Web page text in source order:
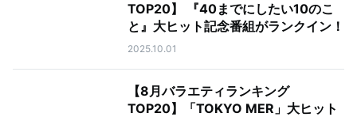
TOP20】 『40までにしたい10のこ
と』大ヒット記念番組がランクイン！
2025.10.01
【8月バラエティランキング
TOP20】「TOKYO MER」大ヒット